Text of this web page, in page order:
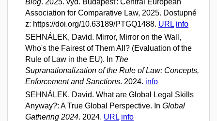
Association for Comparative Law, 2025. Dostupné
z: https://doi.org/10.63189/PTGQ1488. URL info
SEHNÁLEK, David. Mirror, Mirror on the Wall,
Who's the Fairest of Them All? (Evaluation of the
Rule of Law in the EU). In The
Supranationalization of the Rule of Law: Concepts,
Enforcement and Sanctions. 2024. info
SEHNÁLEK, David. What are Global Legal Skills
Anyway?: A True Global Perspective. In Global
Gathering 2024. 2024. URL info